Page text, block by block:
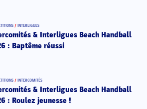
/ INTERLIGUES
& Interligues Beach Handball
: Baptême réussi
/ INTERCOMITÉS
& Interligues Beach Handball
: Roulez jeunesse !